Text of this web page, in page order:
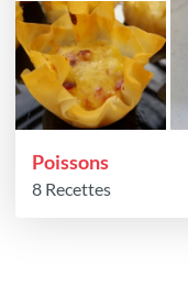
Poissons
8 Recettes